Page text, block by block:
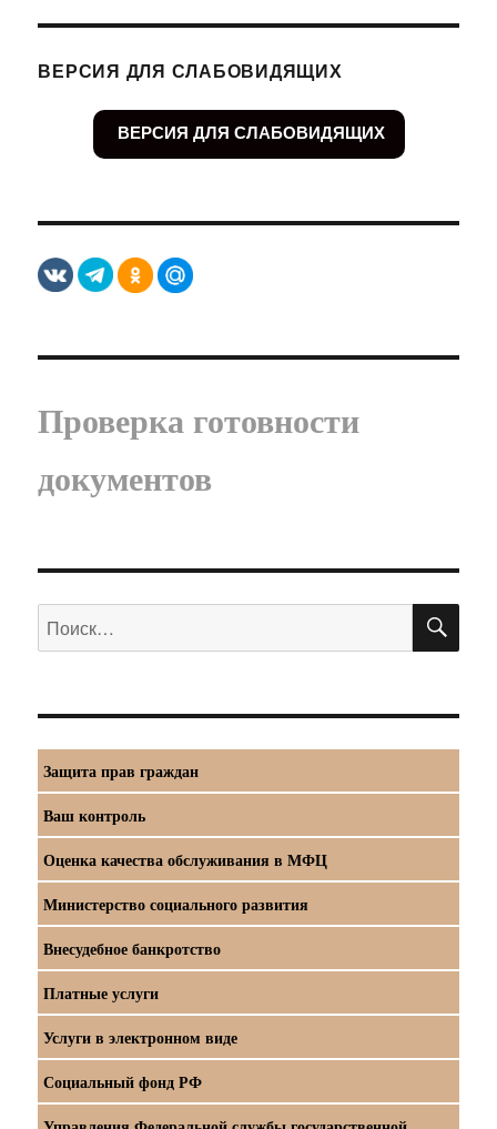
ВЕРСИЯ ДЛЯ СЛАБОВИДЯЩИХ
ВЕРСИЯ ДЛЯ СЛАБОВИДЯЩИХ
Проверка готовности
документов
Искать:
Защита прав граждан
Ваш контроль
Оценка качества обслуживания в МФЦ
Министерство социального развития
Внесудебное банкротство
Платные услуги
Услуги в электронном виде
Социальный фонд РФ